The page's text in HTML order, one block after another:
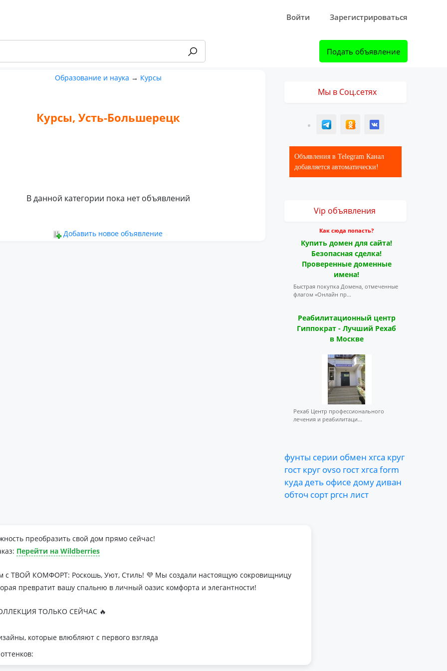
Войти Зарегистрироваться
Подать объявление
Образование и наука → Курсы
Курсы, Усть-Большерецк
В данной категории пока нет объявлений
Добавить новое объявление
Мы в Соц.сетях
T ОК ВК
Объявления в Telegram Канал
добавляется автоматически!
Vip объявления
Как сюда попасть?
Купить домен для сайта!
Безопасная сделка!
Проверенные доменные
имена!
Быстрая покупка Домена, отмеченные
флагом «Онлайн пр...
Реабилитационный центр
Гиппократ - Лучший Рехаб
в Москве
Рехаб Центр профессионального
лечения и реабилитаци...
фунты серии обмен хгса круг
гост круг ovso гостхгса form
куда деть офисе домудиван
обточ сорт ргсн лист
преобразить свой дом прямо сейчас!
Перейти на Wildberries
с ТВОЙ КОМФОРТ: Роскошь, Уют, Стиль! 💜 Мы создали настоящую сокровищницу
превратит вашу спальню в личный оазис комфорта и элегантности!
ТОЛЬКО СЕЙЧАС 🔥
которые влюбляют с первого взгляда